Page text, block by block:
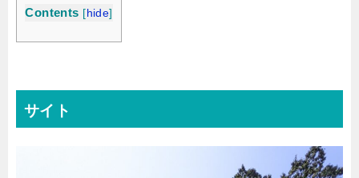
Contents [ hide]
サイト